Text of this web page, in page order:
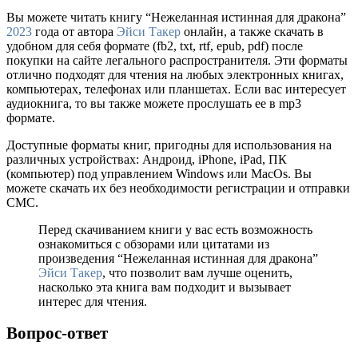
Вы можете читать книгу “Нежеланная истинная для дракона”
2023 года от автора Эйси Такер онлайн, а также скачать в
удобном для себя формате (fb2, txt, rtf, epub, pdf) после
покупки на сайте легального распространителя. Эти форматы
отлично подходят для чтения на любых электронных книгах,
компьютерах, телефонах или планшетах. Если вас интересует
аудиокнига, то вы также можете прослушать ее в mp3
формате.
Доступные форматы книг, пригодны для использования на
различных устройствах: Андроид, iPhone, iPad, ПК
(компьютер) под управлением Windows или MacOs. Вы
можете скачать их без необходимости регистрации и отправки
СМС.
Перед скачиванием книги у вас есть возможность
ознакомиться с обзорами или цитатами из
произведения “Нежеланная истинная для дракона”
Эйси Такер, что позволит вам лучше оценить,
насколько эта книга вам подходит и вызывает
интерес для чтения.
Вопрос-ответ